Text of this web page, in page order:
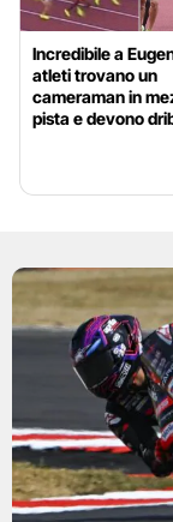
Incredibile a
atleti trovano un
cameraman in
pista e devono